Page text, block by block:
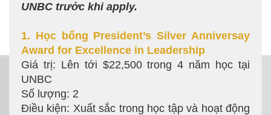
UNBC trước khi apply.
1. Học bổng President’s Silver Anniversay
Award for Excellence in Leadership
Giá trị: Lên tới $22,500 trong 4 năm học tại
UNBC
Số lượng: 2
Điều kiện: Xuất sắc trong học tập và hoạt động